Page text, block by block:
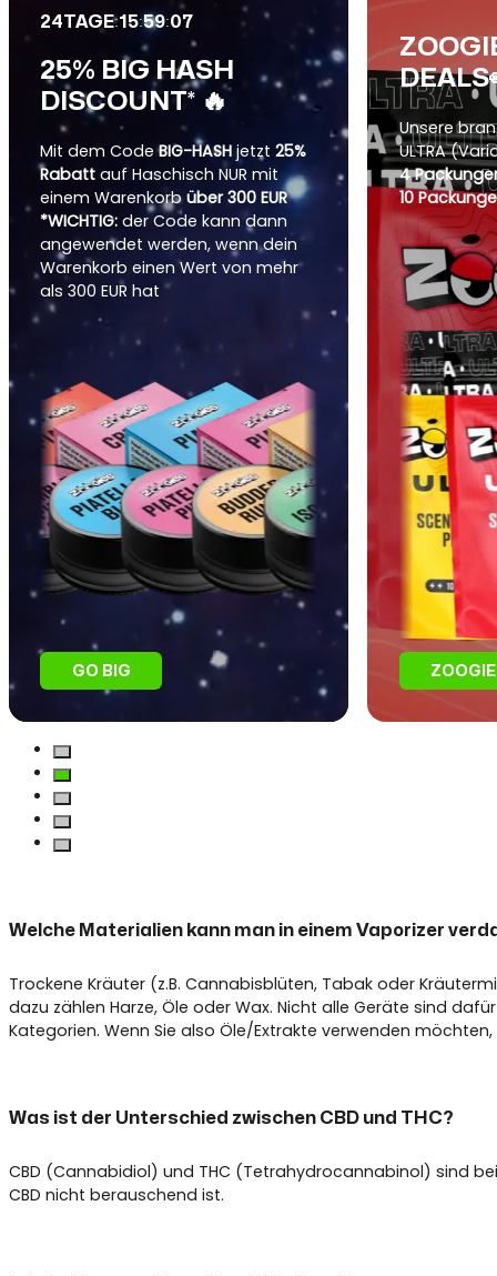
24TAGE:15:59:05
25% BIG HASH
DISCOUNT* 🔥
Mit dem CodeBIG-HASHjetzt25%
Rabatt auf Haschisch NUR mit
einem Warenkorbüber 300 EUR
*WICHTIG: der Code kann dann
angewendet werden, wenn dein
Warenkorb einen Wert von mehr
als 300 EUR hat
GO BIG
Unsere
ULTRA
4
10
Welche Materialien kann man in einem Vaporizer
Trockene Kräuter (z.B. Cannabisblüten, Tabak oder
dazu zählen Harze, Öle oder Wax. Nicht alle Geräte sind
Kategorien. Wenn Sie also Öle/Extrakte verwenden
Was ist der Unterschied zwischen CBD und THC?
CBD (Cannabidiol) und THC (Tetrahydrocannabinol) sind
CBD nicht berauschend ist.